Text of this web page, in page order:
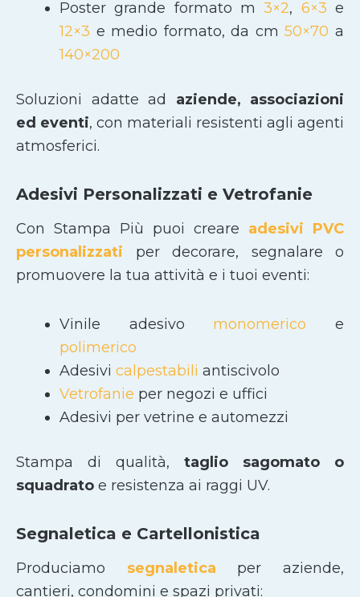
Poster grande formato m3×2, 6×3 e
12×3 e medio formato, da cm50×70 a
140×200
Soluzioni adatte ad aziende, associazioni
ed eventi, con materiali resistenti agli agenti
atmosferici.
Adesivi Personalizzati e Vetrofanie
Con Stampa Più puoi creare adesivi PVC
personalizzati per decorare, segnalare o
promuovere la tua attività e i tuoi eventi:
Vinile adesivo monomerico e
polimerico
Adesivi calpestabili antiscivolo
Vetrofanie per negozi e uffici
Adesivi per vetrine e automezzi
Stampa di qualità, taglio sagomato
o
squadrato e resistenza ai raggi UV.
Segnaletica e Cartellonistica
Produciamo segnaletica per aziende,
cantieri, condomini e spazi privati: